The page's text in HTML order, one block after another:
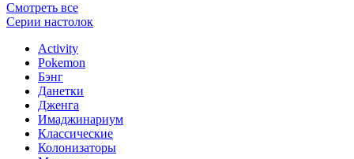
Смотреть все
Серии настолок
Activity
Pokemon
Бэнг
Данетки
Дженга
Имаджинариум
Классические
Колонизаторы